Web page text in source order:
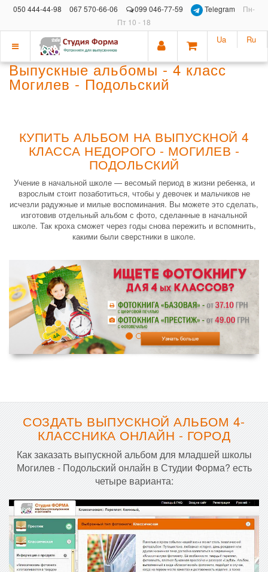
050 444-44-98 067 570-66-06 099 046-77-59 Telegram
Пн-
Пт 10 - 18
Показать
меню
Ua Ru
Выпускные альбомы - 4 класс
Могилев - Подольский
КУПИТЬ АЛЬБОМ НА ВЫПУСКНОЙ 4
КЛАССА НЕДОРОГО - МОГИЛЕВ -
ПОДОЛЬСКИЙ
Учение в начальной школе — весомый период в жизни ребенка, и
взрослым стоит позаботиться, чтобы у девочек и мальчиков не
исчезли радужные и милые воспоминания. Вы можете это сделать,
изготовив отдельный альбом с фото, сделанные в начальной
школе. Так кроха сможет через годы снова пережить и вспомнить,
какими были сверстники в школе.
СОЗДАТЬ ВЫПУСКНОЙ АЛЬБОМ 4-
КЛАССНИКА ОНЛАЙН - ГОРОД
Как заказать выпускной альбом для младшей школы
Могилев - Подольский онлайн в Студии Форма? есть
четыре варианта: